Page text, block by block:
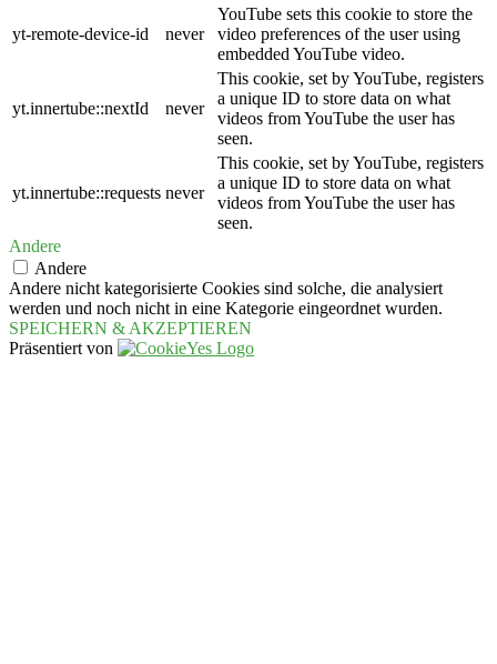
yt-remote-device-id never
YouTube sets this cookie to store the
video preferences of the user using
embedded YouTube video.
yt.innertube::nextId never
This cookie, set by YouTube, registers
a unique ID to store data on what
videos from YouTube the user has
seen.
yt.innertube::requests never
This cookie, set by YouTube, registers
a unique ID to store data on what
videos from YouTube the user has
seen.
Andere
Andere
Andere nicht kategorisierte Cookies sind solche, die analysiert
werden und noch nicht in eine Kategorie eingeordnet wurden.
SPEICHERN & AKZEPTIEREN
Präsentiert von